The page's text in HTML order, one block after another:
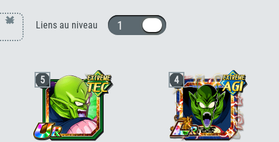
× Liens au niveau 1 ou 10
5 4